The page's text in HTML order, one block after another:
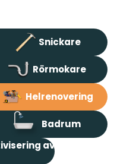
Snickare
Rörmokare
Helrenovering
Badrum
av